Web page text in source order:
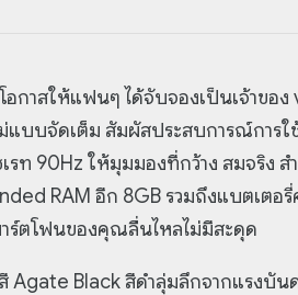
กาสให้แฟนๆ ได้จับจองเป็นเจ้าขอ
บบจัดเต็ม สัมผัสประสบการณ์การใ
รท 90Hz ให้มุมมองที่กว้าง สมจริง ส
RAM อีก 8GB รวมถึงแบตเตอ
าร์ตโฟนของคุณลื่นไหลไม่มีสะดุด
Black สีดำลุ่มลึกจากแรงบันด